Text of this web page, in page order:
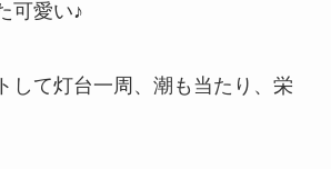
可愛い♪
して灯台一周、潮も当たり、栄